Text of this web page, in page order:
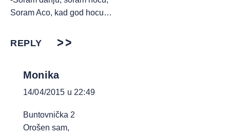
Soram Aco, kad god hocu…
REPLY
Monika
14/04/2015 u 22:49
Buntovnička 2
Orošen sam,